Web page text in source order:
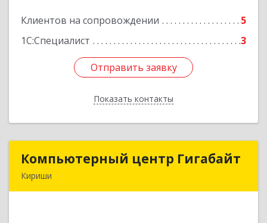
Клиентов на сопровождении
5
1С:Специалист
3
Отправить заявку
Показать контакты
Подробнее
Отправить заявку
Назад
Компьютерный центр Гигабайт
Кириши
Компьютерный центр Гигабайт